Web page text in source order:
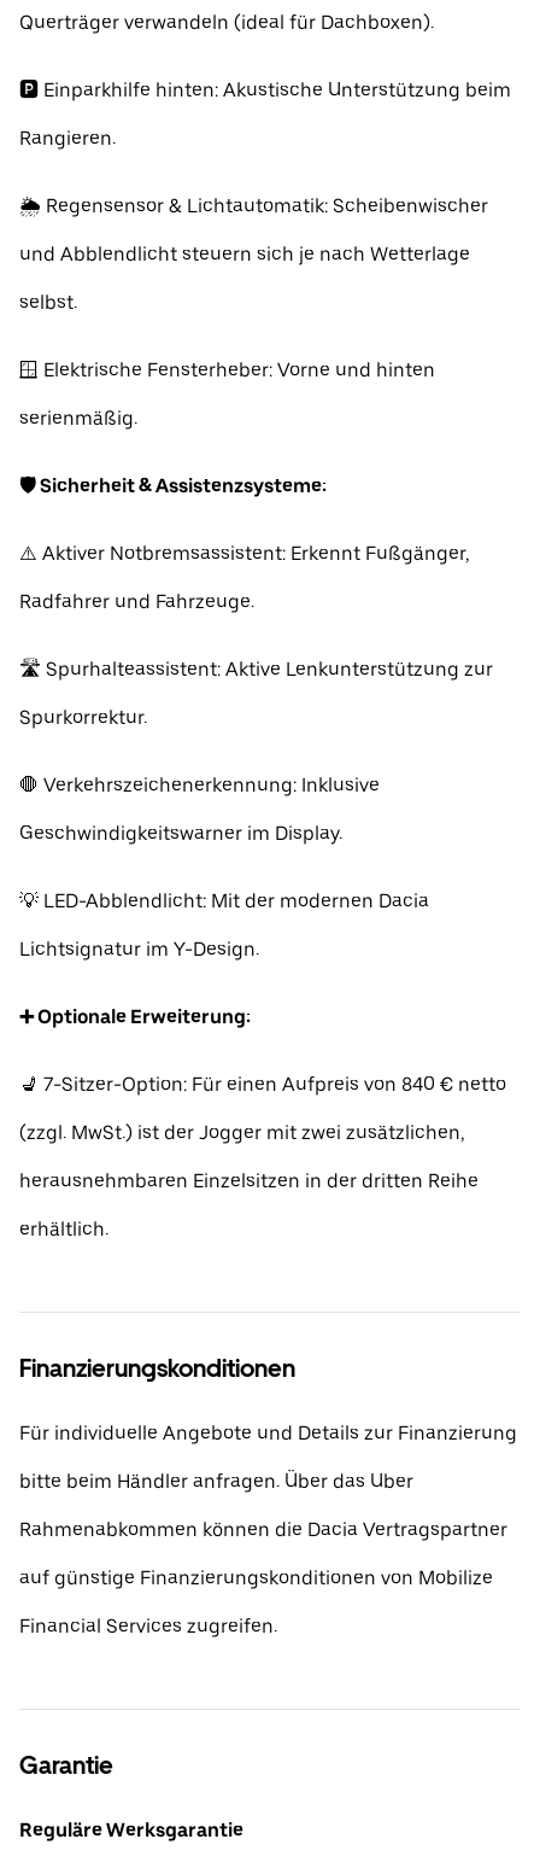
Querträger verwandeln (ideal für Dachboxen).
🅿️ Einparkhilfe hinten: Akustische Unterstützung beim
Rangieren.
🌦️ Regensensor & Lichtautomatik: Scheibenwischer
und Abblendlicht steuern sich je nach Wetterlage
selbst.
🪟 Elektrische Fensterheber: Vorne und hinten
serienmäßig.
🛡️ Sicherheit & Assistenzsysteme:
⚠️ Aktiver Notbremsassistent: Erkennt Fußgänger,
Radfahrer und Fahrzeuge.
🛣️ Spurhalteassistent: Aktive Lenkunterstützung zur
Spurkorrektur.
🛑 Verkehrszeichenerkennung: Inklusive
Geschwindigkeitswarner im Display.
💡 LED-Abblendlicht: Mit der modernen Dacia
Lichtsignatur im Y-Design.
➕ Optionale Erweiterung:
💺 7-Sitzer-Option: Für einen Aufpreis von 840 € netto
(zzgl. MwSt.) ist der Jogger mit zwei zusätzlichen,
herausnehmbaren Einzelsitzen in der dritten Reihe
erhältlich.
Finanzierungskonditionen
Für individuelle Angebote und Details zur Finanzierung
bitte beim Händler anfragen. Über das Uber
Rahmenabkommen können die Dacia Vertragspartner
auf günstige Finanzierungskonditionen von Mobilize
Financial Services zugreifen.
Garantie
Reguläre Werksgarantie